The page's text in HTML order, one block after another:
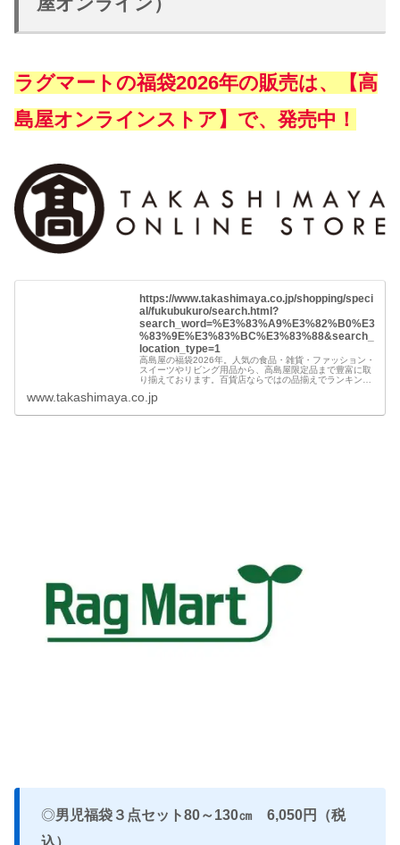
ラグマートの福袋2026年の販売は、【高
島屋オンラインストア】で、発売中！
https://www.takashimaya.co.jp/shopping/speci
al/fukubukuro/search.html?
search_word=%E3%83%A9%E3%82%B0%E3
%83%9E%E3%83%BC%E3%83%88&search_
location_type=1
高島屋の福袋2026年。人気の食品・雑貨・ファッション・
スイーツやリビング用品から、高島屋限定品まで豊富に取
り揃えております。百貨店ならではの品揃えでランキング
イテムは売り切れご容赦！ご予...
www.takashimaya.co.jp
◎男児福袋３点セット80～130㎝ 6,050円（税
込）